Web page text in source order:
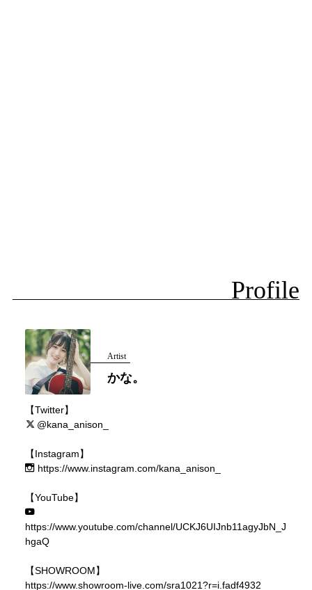
Profile
Artist
かな。
【Twitter】
@kana_anison_
【Instagram】
https://www.instagram.com/kana_anison_
【YouTube】
https://www.youtube.com/channel/UCKJ6UIJnb11agyJbN_J
hgaQ
【SHOWROOM】
https://www.showroom-live.com/sra1021?r=i.fadf4932